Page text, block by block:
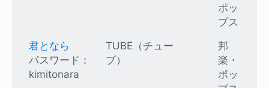
ポッ
プス
君となら
パスワード：
kimitonara
TUBE（チュー
ブ）
邦
楽・
ポッ